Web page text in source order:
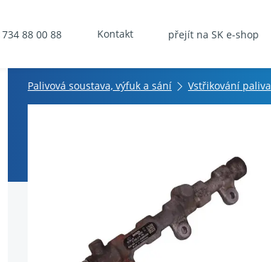
88 00 88 Kontakt přejít na SK e-shop
Palivová soustava, výfuk a sání Vstřikování paliva